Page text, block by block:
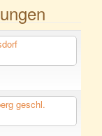
geschl.